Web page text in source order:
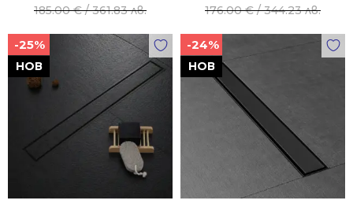
185.00€/ 361.83 лв.
price
185.00 €
/
361.83 лв..
price
139.00 €
/
271.86 лв..
176.00€/ 344.23 лв.
price
price
НОВ
-25%
НОВ
-24%